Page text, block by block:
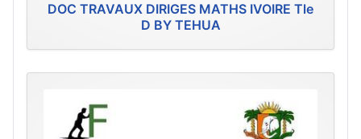
DOC TRAVAUX DIRIGES MATHS IVOIRE Tle
D BY TEHUA